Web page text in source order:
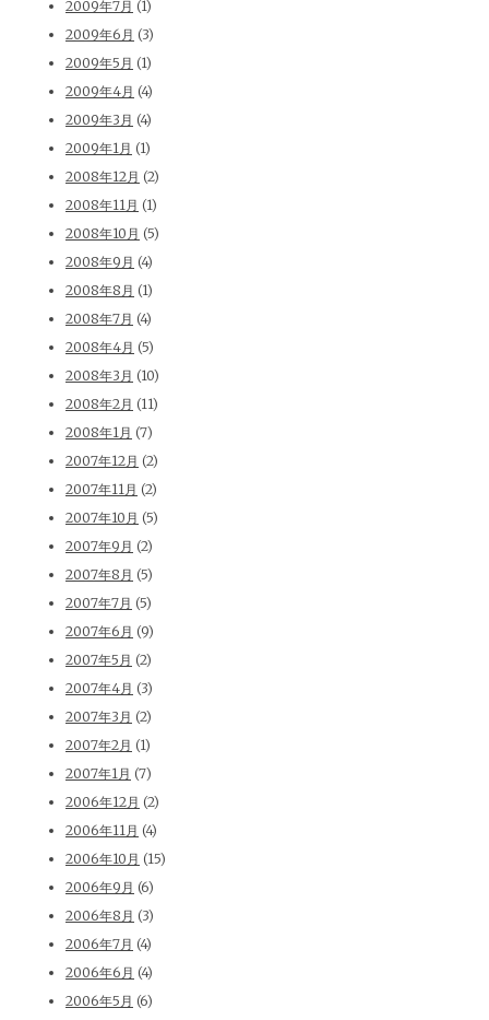
2009年7月 (1)
2009年6月 (3)
2009年5月 (1)
2009年4月 (4)
2009年3月 (4)
2009年1月 (1)
2008年12月 (2)
2008年11月 (1)
2008年10月 (5)
2008年9月 (4)
2008年8月 (1)
2008年7月 (4)
2008年4月 (5)
2008年3月 (10)
2008年2月 (11)
2008年1月 (7)
2007年12月 (2)
2007年11月 (2)
2007年10月 (5)
2007年9月 (2)
2007年8月 (5)
2007年7月 (5)
2007年6月 (9)
2007年5月 (2)
2007年4月 (3)
2007年3月 (2)
2007年2月 (1)
2007年1月 (7)
2006年12月 (2)
2006年11月 (4)
2006年10月 (15)
2006年9月 (6)
2006年8月 (3)
2006年7月 (4)
2006年6月 (4)
2006年5月 (6)